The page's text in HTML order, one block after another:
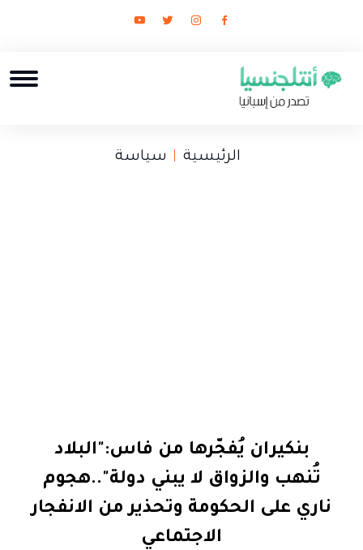
الرئيسية سياسة
بنكيران يُفجّرها من فاس:"البلاد
تُنهب والزواق لا يبني دولة"..هجوم
ناري على الحكومة وتحذير من الانفجار
الاجتماعي